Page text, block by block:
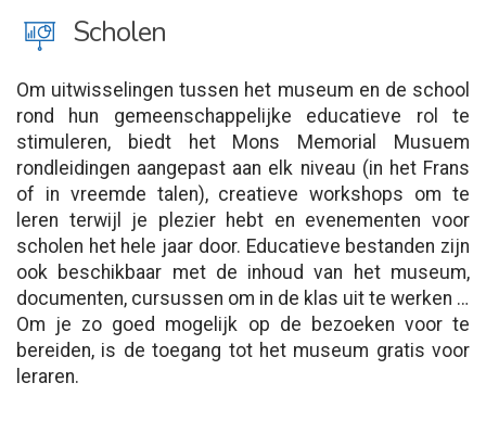
J Scholen
Om uitwisselingen tussen het museum en de school
rond hun gemeenschappelijke educatieve rol te
stimuleren, biedt het Mons Memorial Musuem
rondleidingen aangepast aan elk niveau (in het Frans
of in vreemde talen), creatieve workshops om te
leren terwijl je plezier hebt en evenementen voor
scholen het hele jaar door. Educatieve bestanden zijn
ook beschikbaar met de inhoud van het museum,
documenten, cursussen om in de klas uit te werken …
Om je zo goed mogelijk op de bezoeken voor te
bereiden, is de toegang tot het museum gratis voor
leraren.